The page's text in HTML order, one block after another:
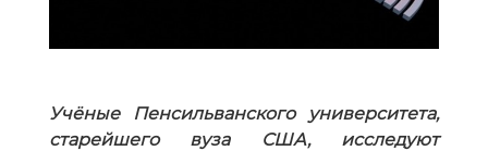
Учёные Пенсильванского университета,
старейшего вуза США, исследуют